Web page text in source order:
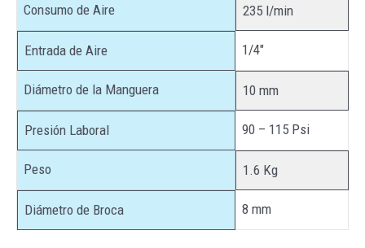
Consumo de Aire 235 l/min
Entrada de Aire 1/4″
Diámetro de la Manguera 10 mm
Presión Laboral 90 – 115 Psi
Peso 1.6 Kg
Diámetro de Broca 8 mm